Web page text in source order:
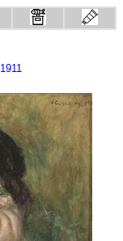
1911